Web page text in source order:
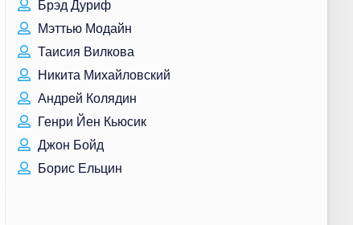
Брэд Дуриф
Мэттью Модайн
Таисия Вилкова
Никита Михайловский
Андрей Колядин
Генри Йен Кьюсик
Джон Бойд
Борис Ельцин